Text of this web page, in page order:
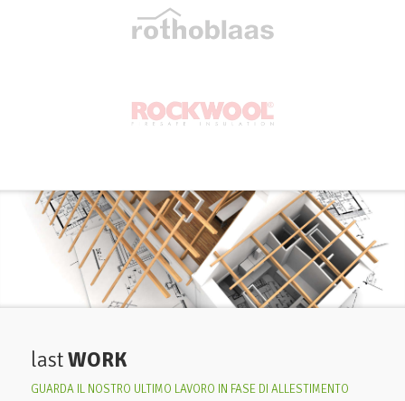
lastWORK
GUARDA IL NOSTRO ULTIMO LAVORO IN FASE DI ALLESTIMENTO